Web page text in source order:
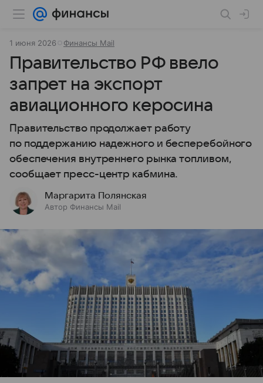
1 июня 2026 Финансы Mail
Правительство РФ ввело
запрет на экспорт
авиационного керосина
Правительство продолжает работу
по поддержанию надежного и бесперебойного
обеспечения внутреннего рынка топливом,
сообщает пресс-центр кабмина.
Маргарита Полянская
Автор Финансы Mail